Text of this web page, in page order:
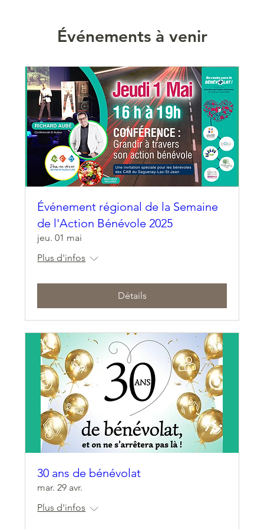
Événements à venir
Événement régional de la Semaine
de l'Action Bénévole 2025
jeu. 01 mai
Plus d'infos
Détails
30 ans de bénévolat
mar. 29 avr.
Plus d'infos